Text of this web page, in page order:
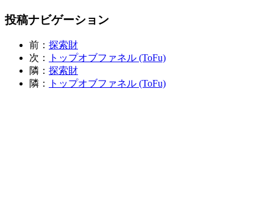
投稿ナビゲーション
前： 探索財
次：
トップオブファネル (ToFu)
隣： 探索財
隣：
トップオブファネル (ToFu)